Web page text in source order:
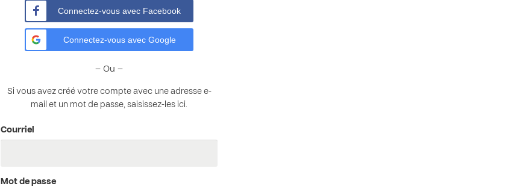
Connectez-vous avec Facebook
Connectez-vous avec Google
– Ou –
Si vous avez créé votre compte avec une adresse e-
mail et un mot de passe, saisissez-les ici.
Courriel
Mot de passe